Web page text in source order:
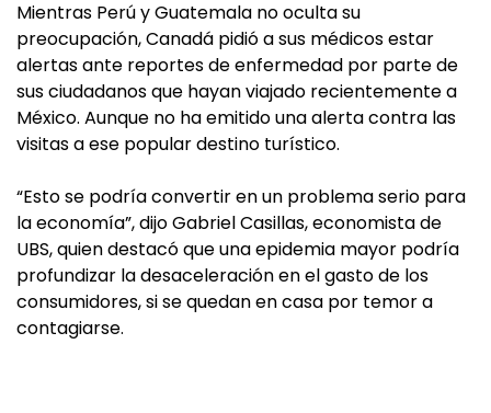
Mientras Perú y Guatemala no oculta su
preocupación, Canadá pidió a sus médicos estar
alertas ante reportes de enfermedad por parte de
sus ciudadanos que hayan viajado recientemente a
México. Aunque no ha emitido una alerta contra las
visitas a ese popular destino turístico.
“Esto se podría convertir en un problema serio para
la economía”, dijo Gabriel Casillas, economista de
UBS, quien destacó que una epidemia mayor podría
profundizar la desaceleración en el gasto de los
consumidores, si se quedan en casa por temor a
contagiarse.